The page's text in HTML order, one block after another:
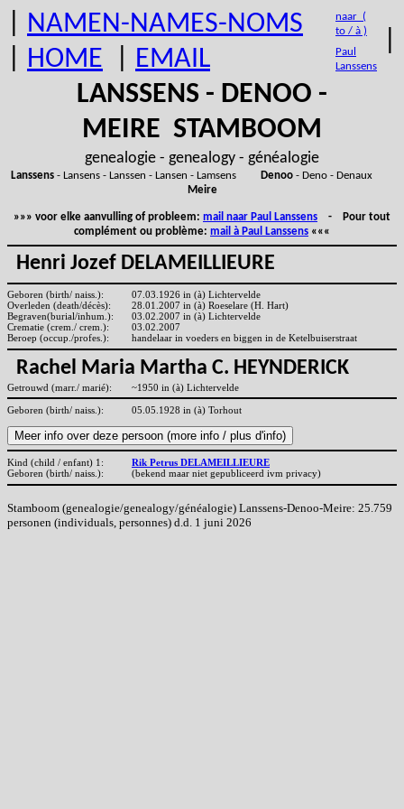
NAMEN-NAMES-NOMS
HOME EMAIL
naar (
to / à )
Paul
Lanssens
LANSSENS - DENOO -
MEIRE STAMBOOM
genealogie - genealogy - généalogie
Lanssens- Lansens - Lanssen - Lansen - Lamsens Denoo- Deno - Denaux
Meire
»»» voor elke aanvulling of probleem: mail naar Paul Lanssens - Pour tout
complément ou problème: mail à Paul Lanssens «««
Henri Jozef DELAMEILLIEURE
Geboren (birth/ naiss.):
07.03.1926 in (à) Lichtervelde
Overleden (death/décès):
28.01.2007 in (à) Roeselare (H. Hart)
Begraven(burial/inhum.):
03.02.2007 in (à) Lichtervelde
Crematie (crem./ crem.):
03.02.2007
Beroep (occup./profes.):
handelaar in voeders en biggen in de Ketelbuiserstraat
Rachel Maria Martha C. HEYNDERICK
Getrouwd (marr./ marié): ~1950 in (à) Lichtervelde
Geboren (birth/ naiss.): 05.05.1928 in (à) Torhout
Kind (child / enfant) 1:
Rik Petrus DELAMEILLIEURE
Geboren (birth/ naiss.):
(bekend maar niet gepubliceerd ivm privacy)
Stamboom (genealogie/genealogy/généalogie) Lanssens-Denoo-Meire: 25.759
personen (individuals, personnes) d.d. 1 juni 2026